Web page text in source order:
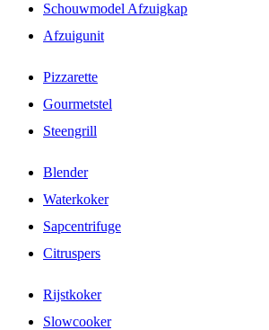
Schouwmodel Afzuigkap
Afzuigunit
Pizzarette
Gourmetstel
Steengrill
Blender
Waterkoker
Sapcentrifuge
Citruspers
Rijstkoker
Slowcooker